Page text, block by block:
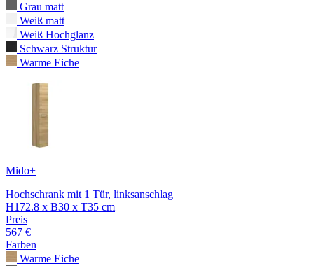
Grau matt
Weiß matt
Weiß Hochglanz
Schwarz Struktur
Warme Eiche
Mido+
Hochschrank mit 1 Tür, linksanschlag
H172.8 x B30 x T35 cm
Preis
567 €
Farben
Warme Eiche